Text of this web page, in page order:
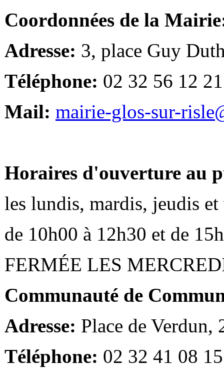
Coordonnées de la
Adresse: 3, place Guy
Téléphone: 02 32 56 12 21
Mail: mairie-glos-sur-
Horaires d'ouverture au
les lundis, mardis, jeudis et
de 10h00 à 12h30 et de
FERMÉE LES
Communauté de
Adresse: Place de Verdun,
Téléphone: 02 32 41 08 15